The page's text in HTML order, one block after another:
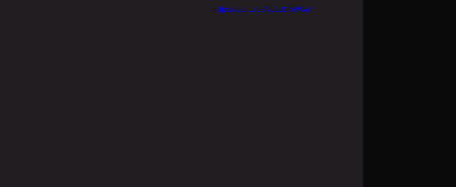
https://youtu.be/73uU1r69WaA